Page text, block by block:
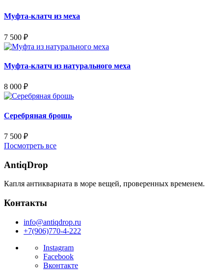
Муфта-клатч из меха
7 500 ₽
Муфта-клатч из натурального меха
8 000 ₽
Серебряная брошь
7 500 ₽
Посмотреть все
AntiqDrop
Капля антиквариата в море вещей, проверенных временем.
Контакты
info@antiqdrop.ru
+7(906)770-4-222
Instagram
Facebook
Вконтакте